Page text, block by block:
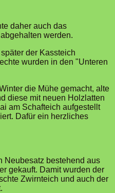
daher auch das
werden.
der Kassteich
wurden in den "Unteren
die Mühe gemacht, alte
diese mit neuen Holzlatten
am Schafteich aufgestellt
Dafür ein herzliches
Neubesatz bestehend aus
gekauft. Damit wurden der
Zwirnteich und auch der